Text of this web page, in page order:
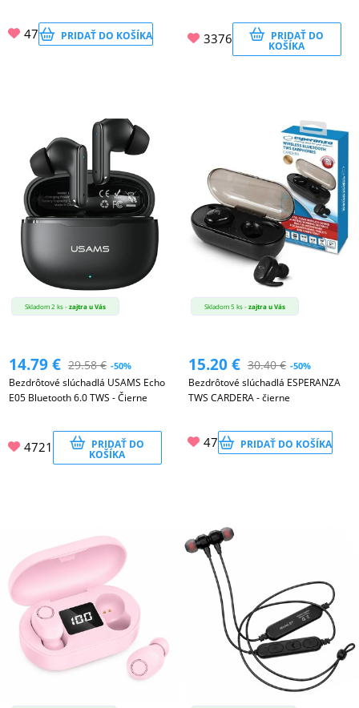
47 PRIDAŤ DO KOŠÍKA 3376 PRIDAŤ DO
KOŠÍKA
Skladom 2 ks -zajtra u Vás
14.79€ 29.58€ -50%
Bezdrôtové slúchadlá USAMS Echo
E05 Bluetooth 6.0 TWS - Čierne
4721 PRIDAŤ DO
KOŠÍKA
Skladom 5 ks -zajtra u Vás
15.20€ 30.40€ -50%
Bezdrôtové slúchadlá ESPERANZA
TWS CARDERA - čierne
47 PRIDAŤ DO KOŠÍKA